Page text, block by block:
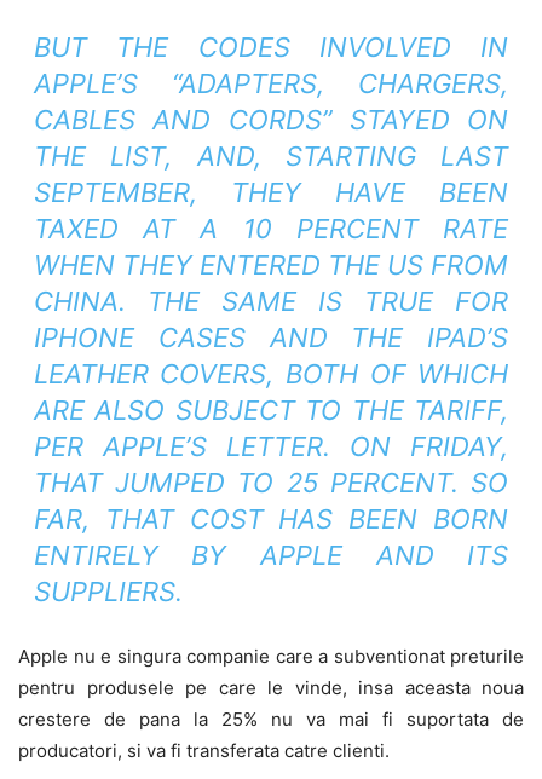
BUT THE CODES INVOLVED IN
APPLE’S “ADAPTERS, CHARGERS,
CABLES AND CORDS” STAYED ON
THE LIST, AND, STARTING LAST
SEPTEMBER, THEY HAVE BEEN
TAXED AT A 10 PERCENT RATE
WHEN THEY ENTERED THE US FROM
CHINA. THE SAME IS TRUE FOR
IPHONE CASES AND THE IPAD’S
LEATHER COVERS, BOTH OF WHICH
ARE ALSO SUBJECT TO THE TARIFF,
PER APPLE’S LETTER. ON FRIDAY,
THAT JUMPED TO 25 PERCENT. SO
FAR, THAT COST HAS BEEN BORN
ENTIRELY BY APPLE AND ITS
SUPPLIERS.
Apple nu e singura companie care a subventionat preturile
pentru produsele pe care le vinde, insa aceasta noua
crestere de pana la 25% nu va mai fi suportata de
producatori, si va fi transferata catre clienti.